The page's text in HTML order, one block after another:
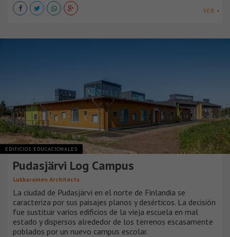
VER +
EDIFICIOS EDUCACIONALES
Pudasjärvi Log Campus
Lukkaroinen Architects
La ciudad de Pudasjärvi en el norte de Finlandia se
caracteriza por sus paisajes planos y desérticos. La decisión
fue sustituir varios edificios de la vieja escuela en mal
estado y dispersos alrededor de los terrenos escasamente
poblados por un nuevo campus escolar.